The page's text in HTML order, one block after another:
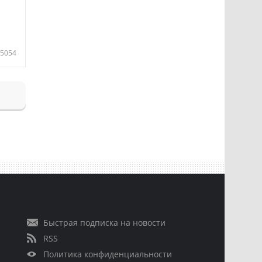
5054
Быстрая подписка на новости
RSS
Политика конфиденциальности